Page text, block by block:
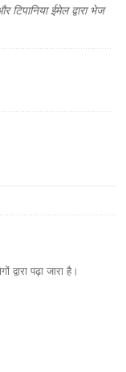
ईमेल द्वारा भेज
पढ़ा जारा है।